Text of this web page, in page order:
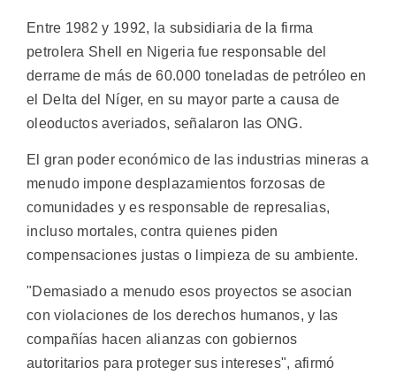
Entre 1982 y 1992, la subsidiaria de la firma
petrolera Shell en Nigeria fue responsable del
derrame de más de 60.000 toneladas de petróleo en
el Delta del Níger, en su mayor parte a causa de
oleoductos averiados, señalaron las ONG.
El gran poder económico de las industrias mineras a
menudo impone desplazamientos forzosas de
comunidades y es responsable de represalias,
incluso mortales, contra quienes piden
compensaciones justas o limpieza de su ambiente.
"Demasiado a menudo esos proyectos se asocian
con violaciones de los derechos humanos, y las
compañías hacen alianzas con gobiernos
autoritarios para proteger sus intereses", afirmó